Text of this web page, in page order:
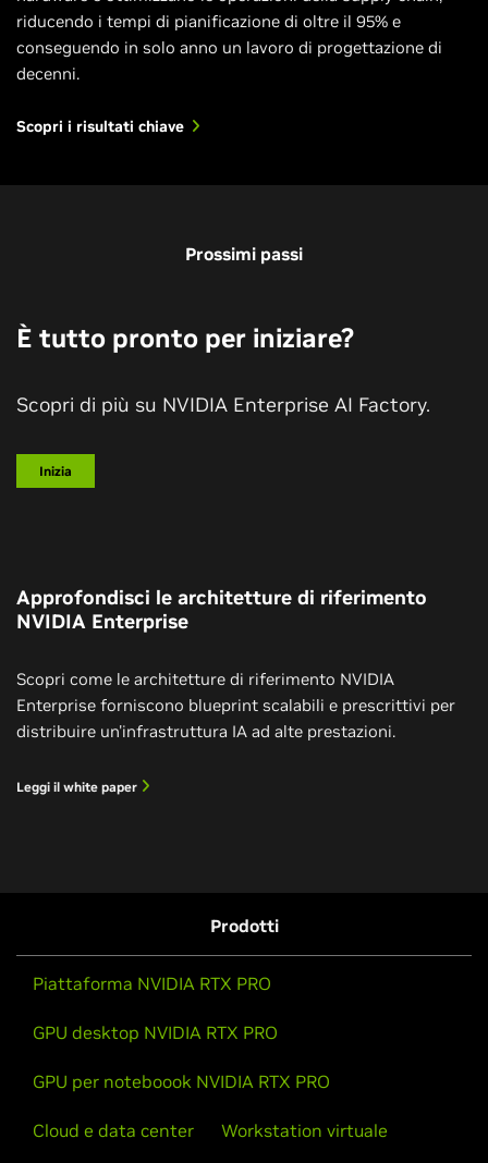
riducendo i tempi di pianificazione di oltre il 95% e
conseguendo in solo anno un lavoro di progettazione di
decenni.
Scopri i risultati chiave
Prossimi passi
È tutto pronto per iniziare?
Scopri di più su NVIDIA Enterprise AI Factory.
Inizia
Approfondisci le architetture di riferimento
NVIDIA Enterprise
Scopri come le architetture di riferimento NVIDIA
Enterprise forniscono blueprint scalabili e prescrittivi per
distribuire un'infrastruttura IA ad alte prestazioni.
Leggi il white paper
Prodotti
Piattaforma NVIDIA RTX PRO
GPU desktop NVIDIA RTX PRO
GPU per noteboook NVIDIA RTX PRO
Cloud e data center Workstation virtuale